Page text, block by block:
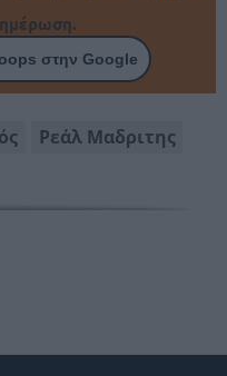
στην Google
Ρεάλ Μαδριτης